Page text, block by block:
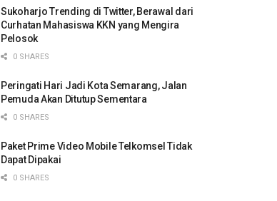
Sukoharjo Trending di Twitter, Berawal dari
Curhatan Mahasiswa KKN yang Mengira
Pelosok
0 SHARES
Peringati Hari Jadi Kota Semarang, Jalan
Pemuda Akan Ditutup Sementara
0 SHARES
Paket Prime Video Mobile Telkomsel Tidak
Dapat Dipakai
0 SHARES